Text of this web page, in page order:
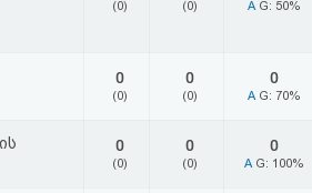
(0) (0) A G: 50%
0
(0)
0
(0)
0
A G: 70%
0
(0)
0
(0)
0
A G: 100%